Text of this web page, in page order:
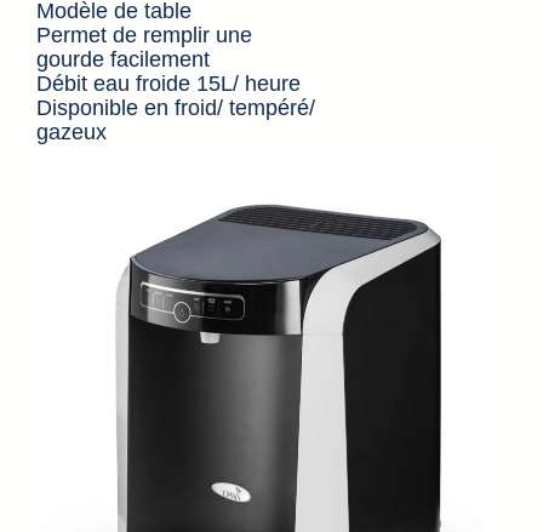
Modèle de table
Permet de remplir une
gourde facilement
Débit eau froide 15L/ heure
Disponible en froid/ tempéré/
gazeux